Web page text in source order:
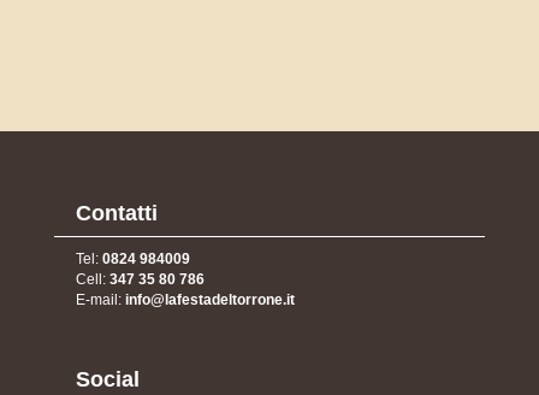
Contatti
Tel: 0824 984009
Cell: 347 35 80 786
E-mail: info@lafestadeltorrone.it
Social